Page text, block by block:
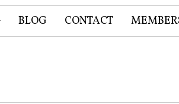
BLOG CONTACT